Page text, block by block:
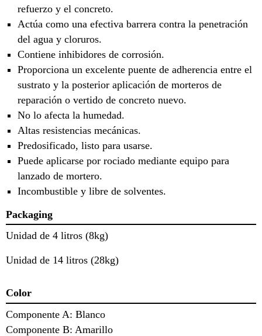
refuerzo y el concreto.
Actúa como una efectiva barrera contra la penetración
del agua y cloruros.
Contiene inhibidores de corrosión.
Proporciona un excelente puente de adherencia entre el
sustrato y la posterior aplicación de morteros de
reparación o vertido de concreto nuevo.
No lo afecta la humedad.
Altas resistencias mecánicas.
Predosificado, listo para usarse.
Puede aplicarse por rociado mediante equipo para
lanzado de mortero.
Incombustible y libre de solventes.
Packaging
Unidad de 4 litros (8kg)
Unidad de 14 litros (28kg)
Color
Componente A: Blanco
Componente B: Amarillo